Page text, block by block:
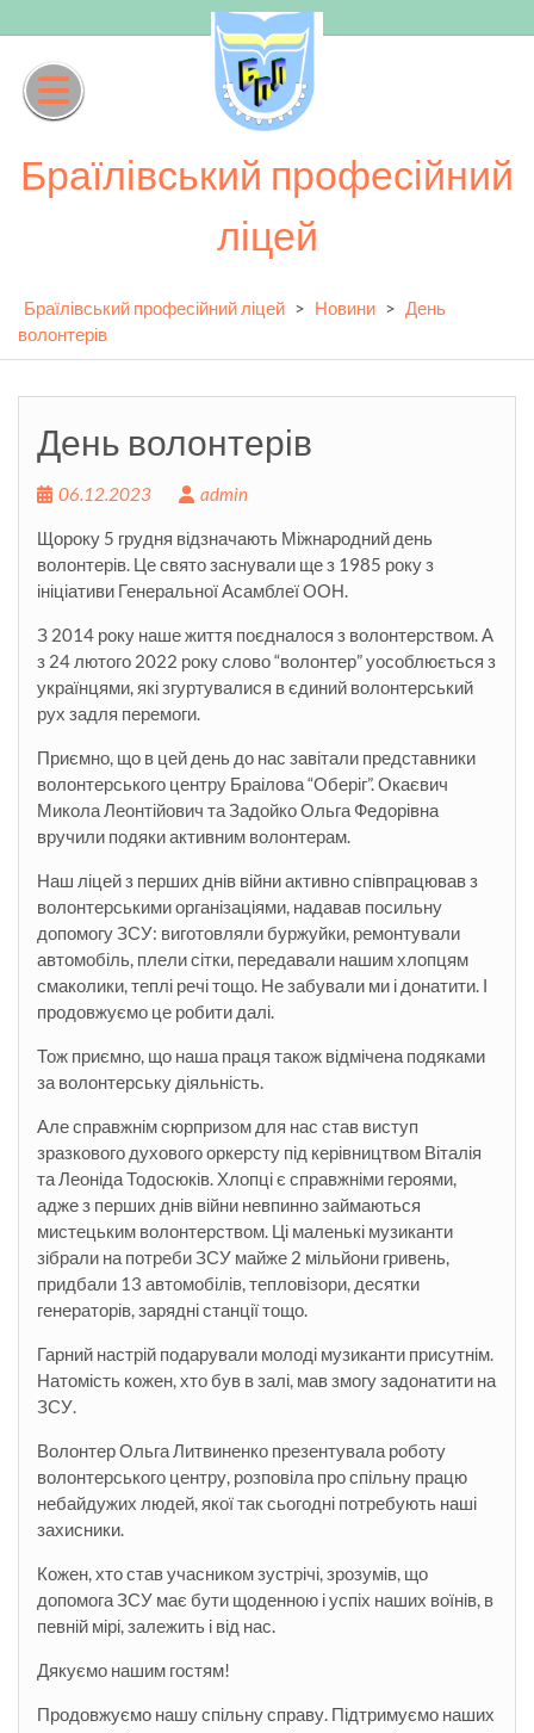
to
content
Браїлівський професійний
ліцей
Браїлівський професійний ліцей > Новини > День
волонтерів
День волонтерів
06.12.2023 admin
Щороку 5 грудня відзначають Міжнародний день
волонтерів. Це свято заснували ще з 1985 року з
ініціативи Генеральної Асамблеї ООН.
З 2014 року наше життя поєдналося з волонтерством. А
з 24 лютого 2022 року слово “волонтер” уособлюється з
українцями, які згуртувалися в єдиний волонтерський
рух задля перемоги.
Приємно, що в цей день до нас завітали представники
волонтерського центру Браілова “Оберіг”. Окаєвич
МиколаЛеонтійович та Задойко Ольга Федорівна
вручили подяки активним волонтерам.
Наш ліцей з перших днів війни активно співпрацював з
волонтерськими організаціями, надавав посильну
допомогу ЗСУ: виготовляли буржуйки, ремонтували
автомобіль, плели сітки, передавали нашим хлопцям
смаколики, теплі речі тощо. Не забували ми і донатити. І
продовжуємо це робити далі.
Тож приємно, що наша праця також відмічена подяками
за волонтерську діяльність.
Але справжнім сюрпризом для нас став виступ
зразкового духового оркерсту під керівництвом Віталія
та Леоніда Тодосюків. Хлопці є справжніми героями,
адже з перших днів війни невпинно займаються
мистецьким волонтерством. Ці маленькі музиканти
зібрали на потреби ЗСУ майже 2 мільйони гривень,
придбали 13 автомобілів, тепловізори, десятки
генераторів, зарядні станції тощо.
Гарний настрій подарували молоді музиканти присутнім.
Натомість кожен, хто був в залі, мав змогу задонатити на
ЗСУ.
Волонтер Ольга Литвиненко презентувала роботу
волонтерського центру, розповіла про спільну працю
небайдужих людей, якої так сьогодні потребують наші
захисники.
Кожен, хто став учасником зустрічі, зрозумів, що
допомога ЗСУ має бути щоденною і успіх наших воїнів, в
певній мірі, залежить і від нас.
Дякуємо нашим гостям!
Продовжуємо нашу спільну справу. Підтримуємо наших